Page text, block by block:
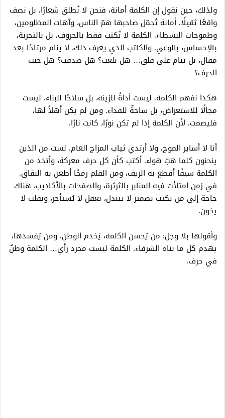
ولذلك، حين نقول إن الكلمة أمانة، فنحن لا نُطلق شعارًا، بل نصف
واقعًا ثقيلًا. أمانة تُحمّل صاحبها همّ الناس، وآهات المظلومين،
وطموحات البسطاء. الكلمة لا تُكتب فقط بالحروف، بل بالتجربة،
بالإحساس، بالوعي. والكاتب الذي يعرف ذلك، لا ينام مرتاحًا بعد
مقال، بل ينام على قلق… هل بلغت؟ هل صدقت؟ هل خنت
الحرف؟
هكذا نفهم الكلمة. ليست أداةً للزينة، بل سلاحًا للبناء. ليست
مجالًا للاستعراض، بل ساحةٌ للفداء. ومن لم يكن أهلاً لها،
فليصمت. لأن الكلمة إذا لم تكن نورًا، كانت نارًا.
أنا لا أساير الموج، ولا أرتدي ثياب المزاج العام. لست من الذين
ينحنون كلما هبّ هواء. أكتب كأن كل حرف معركة، وأتخذ من
الكلمة سيفًا أقطع به الزيف، ومن القلم رمحًا أطعن به النفاق.
في زمن امتلأت فيه المنابر بالثرثرة، والصفحات بالأكاذيب، هناك
حاجة إلى من يكتب بضمير لا يتبدل، بعقل لا يُستأجر، وبقلب لا
يخون.
وأقولها بلا وجل: من يُحسن الكلمة، يَخدم الوطن. ومن يُفسدها،
يهدم كل ما بناه الشرفاء. الكلمة ليست مجرد رأي… الكلمة وطنٌ
في حرف.